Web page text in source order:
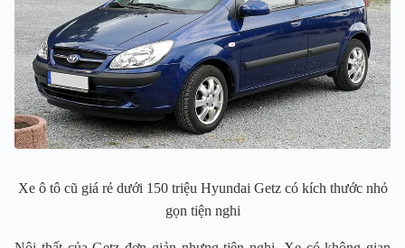
Xe ô tô cũ giá rẻ dưới 150 triệu Hyundai Getz có kích thước nhỏ
gọn tiện nghi